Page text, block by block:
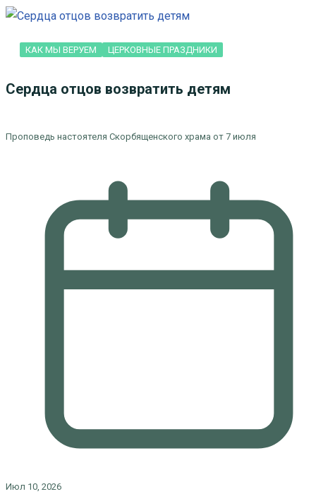
КАК МЫ ВЕРУЕМ ЦЕРКОВНЫЕ ПРАЗДНИКИ
Сердца отцов возвратить детям
Проповедь настоятеля Скорбященского храма от 7 июля
Июл 10, 2026